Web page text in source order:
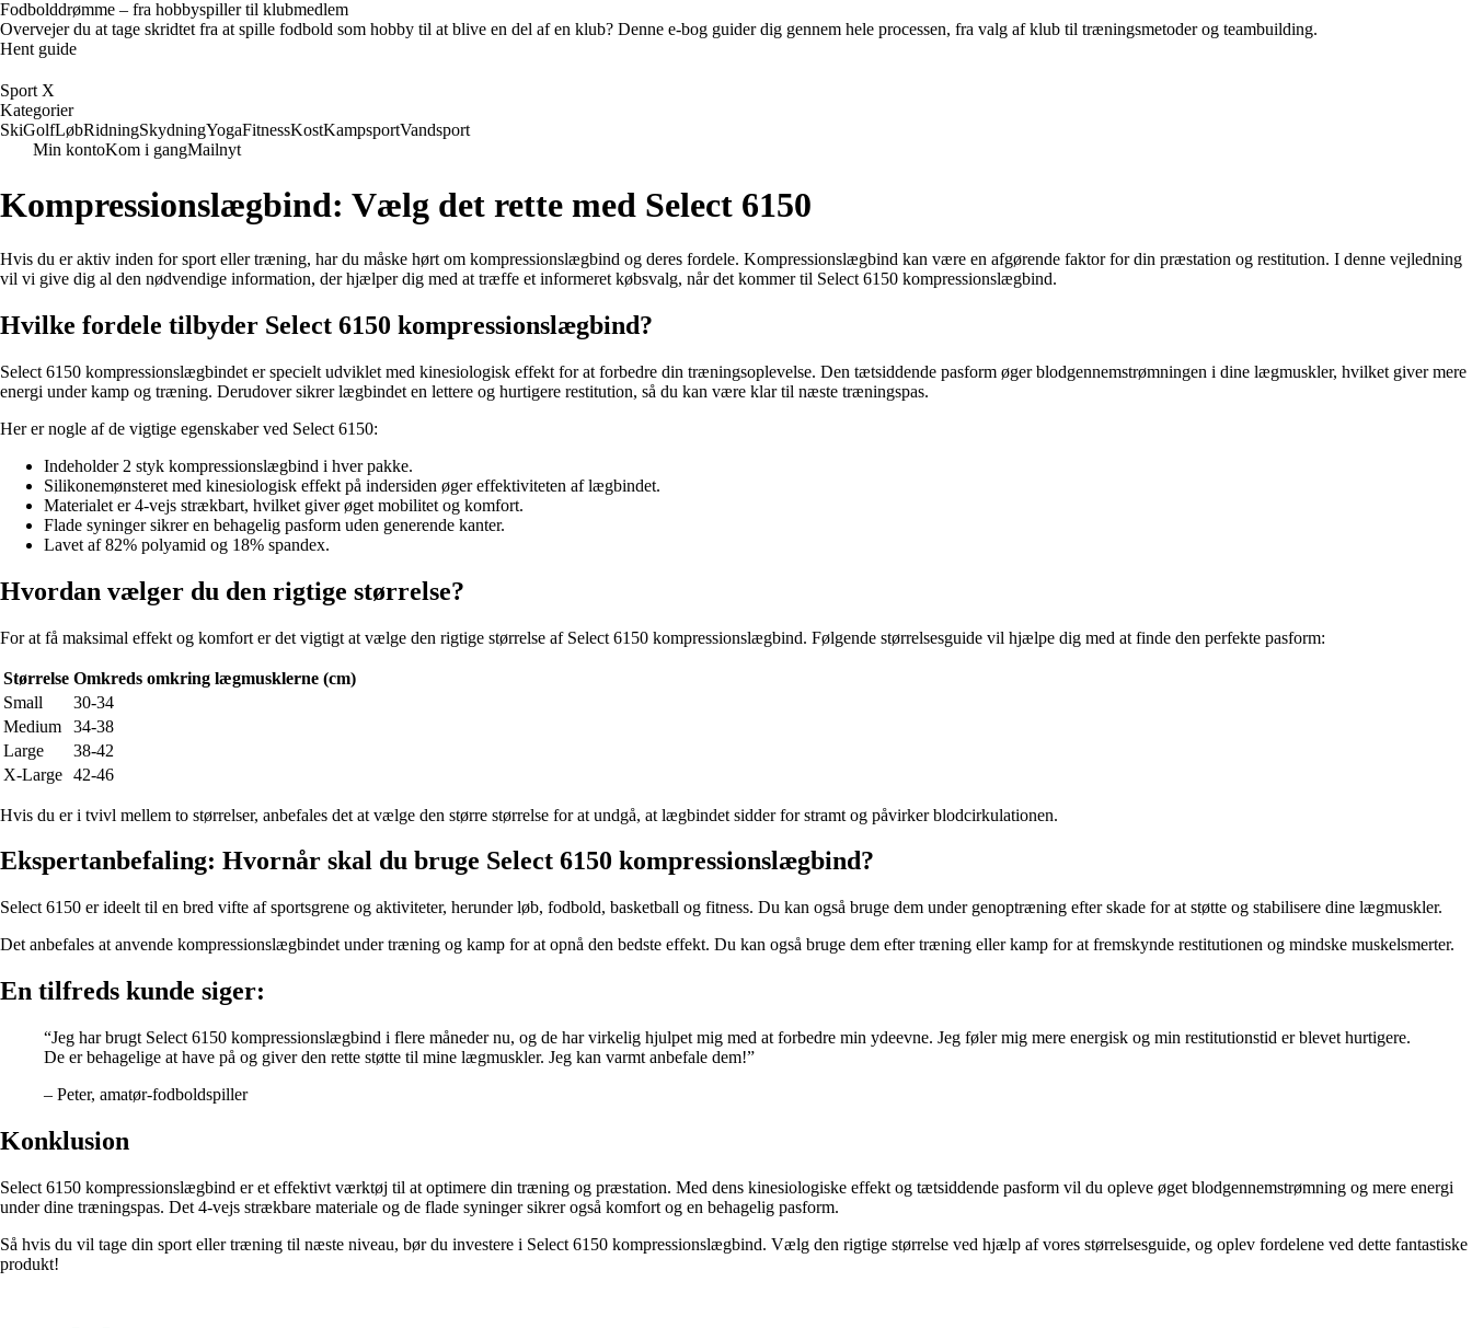
Fodbolddrømme – fra hobbyspiller til klubmedlem
Overvejer du at tage skridtet fra at spille fodbold som hobby til at blive en del af en klub? Denne e-bog guider dig gennem hele processen, fra valg af klub til træningsmetoder og teambuilding.
Hent guide
Sport X
Kategorier
SkiGolfLøbRidningSkydningYogaFitnessKostKampsportVandsport
Min kontoKom i gangMailnyt
Kompressionslægbind: Vælg det rette med Select 6150
Hvis du er aktiv inden for sport eller træning, har du måske hørt om kompressionslægbind og deres fordele. Kompressionslægbind kan være en afgørende faktor for din præstation og restitution. I denne vejledning
vil vi give dig al den nødvendige information, der hjælper dig med at træffe et informeret købsvalg, når det kommer til Select 6150 kompressionslægbind.
Hvilke fordele tilbyder Select 6150 kompressionslægbind?
Select 6150 kompressionslægbindet er specielt udviklet med kinesiologisk effekt for at forbedre din træningsoplevelse. Den tætsiddende pasform øger blodgennemstrømningen i dine lægmuskler, hvilket giver mere
energi under kamp og træning. Derudover sikrer lægbindet en lettere og hurtigere restitution, så du kan være klar til næste træningspas.
Her er nogle af de vigtige egenskaber ved Select 6150:
Indeholder 2 styk kompressionslægbind i hver pakke.
Silikonemønsteret med kinesiologisk effekt på indersiden øger effektiviteten af lægbindet.
Materialet er 4-vejs strækbart, hvilket giver øget mobilitet og komfort.
Flade syninger sikrer en behagelig pasform uden generende kanter.
Lavet af 82% polyamid og 18% spandex.
Hvordan vælger du den rigtige størrelse?
For at få maksimal effekt og komfort er det vigtigt at vælge den rigtige størrelse af Select 6150 kompressionslægbind. Følgende størrelsesguide vil hjælpe dig med at finde den perfekte pasform:
Størrelse Omkreds omkring lægmusklerne (cm)
Small
30-34
Medium
34-38
Large
38-42
X-Large 42-46
Hvis du er i tvivl mellem to størrelser, anbefales det at vælge den større størrelse for at undgå, at lægbindet sidder for stramt og påvirker blodcirkulationen.
Ekspertanbefaling: Hvornår skal du bruge Select 6150 kompressionslægbind?
Select 6150 er ideelt til en bred vifte af sportsgrene og aktiviteter, herunder løb, fodbold, basketball og fitness. Du kan også bruge dem under genoptræning efter skade for at støtte og stabilisere dine lægmuskler.
Det anbefales at anvende kompressionslægbindet under træning og kamp for at opnå den bedste effekt. Du kan også bruge dem efter træning eller kamp for at fremskynde restitutionen og mindske muskelsmerter.
En tilfreds kunde siger:
“Jeg har brugt Select 6150 kompressionslægbind i flere måneder nu, og de har virkelig hjulpet mig med at forbedre min ydeevne. Jeg føler mig mere energisk og min restitutionstid er blevet hurtigere.
De er behagelige at have på og giver den rette støtte til mine lægmuskler. Jeg kan varmt anbefale dem!”
– Peter, amatør-fodboldspiller
Konklusion
Select 6150 kompressionslægbind er et effektivt værktøj til at optimere din træning og præstation. Med dens kinesiologiske effekt og tætsiddende pasform vil du opleve øget blodgennemstrømning og mere energi
under dine træningspas. Det 4-vejs strækbare materiale og de flade syninger sikrer også komfort og en behagelig pasform.
Så hvis du vil tage din sport eller træning til næste niveau, bør du investere i Select 6150 kompressionslægbind. Vælg den rigtige størrelse ved hjælp af vores størrelsesguide, og oplev fordelene ved dette fantastiske
produkt!